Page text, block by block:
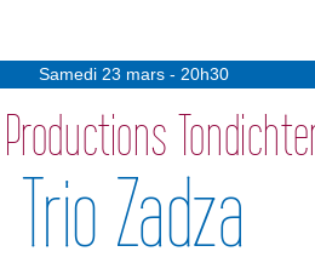
Samedi 23 mars - 20h30
Trio Zadza